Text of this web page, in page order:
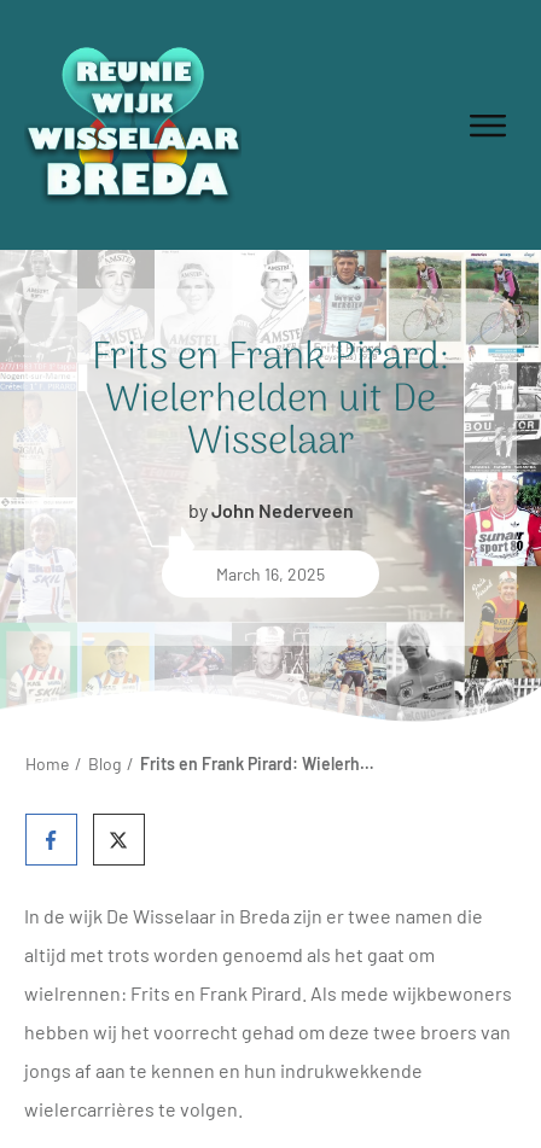
Frits en Frank Pirard:
Wielerhelden uit De
Wisselaar
byJohn Nederveen
March 16, 2025
Home / Blog / Frits en Frank Pirard: Wielerhelden uit De Wisselaar
In de wijk De Wisselaar in Breda zijn er twee namen die
altijd met trots worden genoemd als het gaat om
wielrennen: Frits en Frank Pirard. Als mede wijkbewoners
hebben wij het voorrecht gehad om deze twee broers van
jongs af aan te kennen en hun indrukwekkende
wielercarrières te volgen.